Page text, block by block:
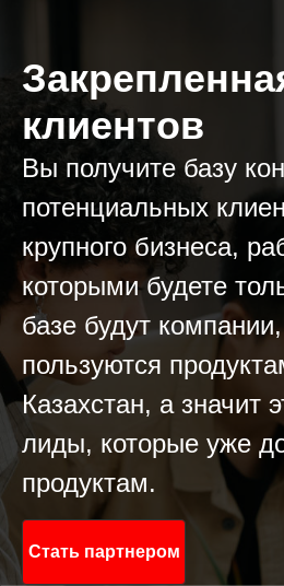
клиентов
Вы получите базу
потенциальных
крупного бизнеса,
которыми будете
базе будут
пользуются
Казахстан, а значит
лиды, которые уже
продуктам.
Стать партнером